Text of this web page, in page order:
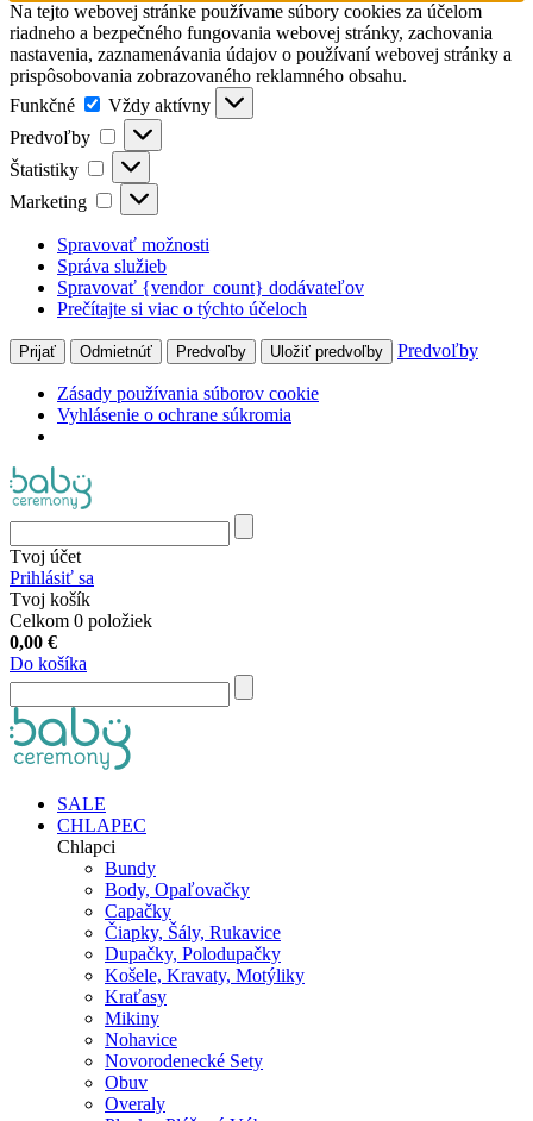
Na tejto webovej stránke používame súbory cookies za účelom
riadneho a bezpečného fungovania webovej stránky, zachovania
nastavenia, zaznamenávania údajov o používaní webovej stránky a
prispôsobovania zobrazovaného reklamného obsahu.
Funkčné
Funkčné
Vždy aktívny
Predvoľby
Predvoľby
Štatistiky Štatistiky
Marketing Marketing
Spravovať možnosti
Správa služieb
Spravovať {vendor_count} dodávateľov
Prečítajte si viac o týchto účeloch
Prijať Odmietnúť Predvoľby Uložiť predvoľby Predvoľby
Zásady používania súborov cookie
Vyhlásenie o ochrane súkromia
Tvoj účet
Prihlásiť sa
Tvoj košík
Celkom 0 položiek
0,00 €
Do košíka
SALE
CHLAPEC
Chlapci
Bundy
Body, Opaľovačky
Capačky
Čiapky, Šály, Rukavice
Dupačky, Polodupačky
Košele, Kravaty, Motýliky
Kraťasy
Mikiny
Nohavice
Novorodenecké Sety
Obuv
Overaly